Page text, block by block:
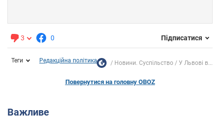
3 0 Підписатися
Теги Редакційна політика Новини. Суспільство У Львові в...
Повернутися на головну OBOZ
Важливе